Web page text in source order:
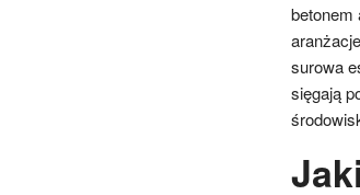
betonem
surowa
sięgają